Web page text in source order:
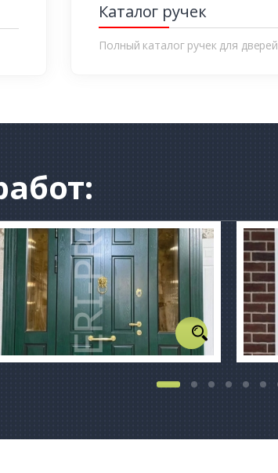
Каталог ручек
Полный каталог ручек для дверей